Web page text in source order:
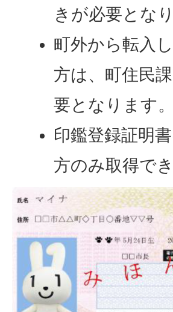
きが必要とな
町外から転入
方は、町住民
要となります。
印鑑登録証明
方のみ取得でき